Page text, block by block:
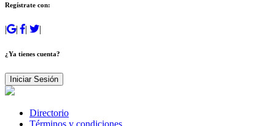
Regístrate con:
| | | |
¿Ya tienes cuenta?
Iniciar Sesión
Directorio
Términos y condiciones